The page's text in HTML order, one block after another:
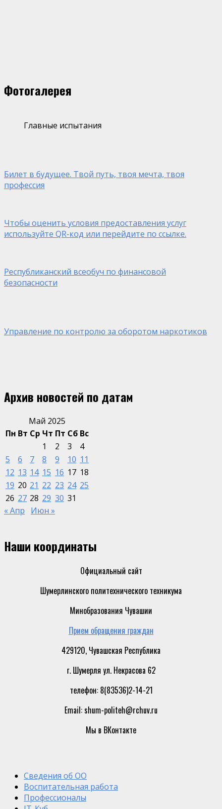
Фотогалерея
Главные испытания
Билет в будущее. Твой путь, твоя мечта, твоя
профессия
Чтобы оценить условия предоставления услуг
используйте QR-код или перейдите по ссылке.
Республиканский всеобуч по финансовой
безопасности
Управление по контролю за оборотом наркотиков
Архив новостей по датам
Май 2025
Пн Вт Ср Чт Пт Сб Вс
1
2 3
4
5
6 7 8 9 10 11
12 13 14 15 16 17 18
19 20 21 22 23 24 25
26 27 28 29 30 31
« Апр
Июн »
Наши координаты
Официальный сайт
Шумерлинского политехнического техникума
Минобразования Чувашии
Прием обращения граждан
429120, Чувашская Республика
г. Шумерля ул. Некрасова 62
телефон: 8(83536)2-14-21
Email: shum-politeh@rchuv.ru
Мы в ВКонтакте
Сведения об ОО
Воспитательная работа
Профессионалы